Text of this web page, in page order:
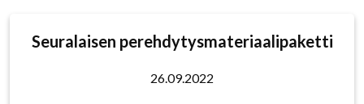
Seuralaisen perehdytysmateriaalipaketti
26.09.2022